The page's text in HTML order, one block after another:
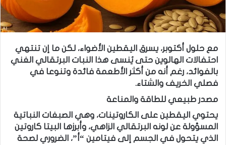
مع حلول أكتوبر، يسرق اليقطين الأضواء، لكن ما إن تنتهي
احتفالات الهالوين حتى يُنسى هذا النبات البرتقالي الغني
بالفوائد، رغم أنه من أكثر الأطعمة فائدة وتنوعا في
فصلي الخريف والشتاء.
مصدر طبيعي للطاقة والمناعة
يحتوي اليقطين على الكاروتينات، وهي الصبغات النباتية
المسؤولة عن لونه البرتقالي الزاهي، وأبرزها البيتا كاروتين
الذي يتحول في الجسم إلى فيتامين “أ”، الضروري لصحة